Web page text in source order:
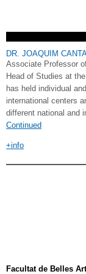
DR. JOAQUIM
Associate Professor
Head of Studies at
has held individual
international centers
different national and
Continued
+info
Facultat de Belles